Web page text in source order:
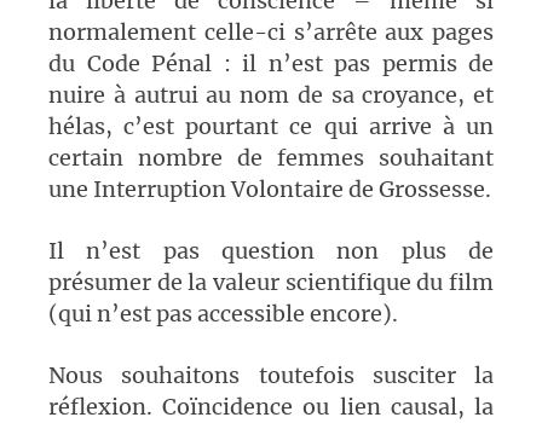
normalement celle-ci s’arrête aux pages
du Code Pénal : il n’est pas permis de
nuire à autrui au nom de sa croyance, et
hélas, c’est pourtant ce qui arrive à un
certain nombre de femmes souhaitant
une Interruption Volontaire de Grossesse.
Il n’est pas question non plus de
présumer de la valeur scientifique du film
(qui n’est pas accessible encore).
Nous souhaitons toutefois susciter la
réflexion. Coïncidence ou lien causal, la